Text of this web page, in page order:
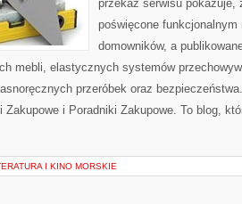
przekaz serwisu pokazuje,
poświęcone
domowników, a
mebli, elastycznych systemów
przeróbek oraz
Zakupowe i Poradniki Zakupowe. To blog,
I KINO MORSKIE